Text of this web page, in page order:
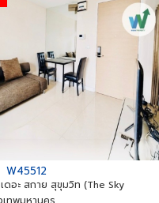
W45512
ดอะ สกาย สุขุมวิท (The Sky
อุ